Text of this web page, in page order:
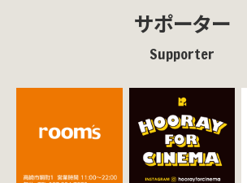
サポーター
Supporter